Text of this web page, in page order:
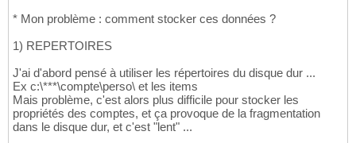
* Mon problème : comment stocker ces données ?
1) REPERTOIRES
J'ai d'abord pensé à utiliser les répertoires du disque dur ...
Ex c:\***\compte\perso\ et les items
Mais problème, c'est alors plus difficile pour stocker les
propriétés des comptes, et ça provoque de la fragmentation
dans le disque dur, et c'est "lent" ...